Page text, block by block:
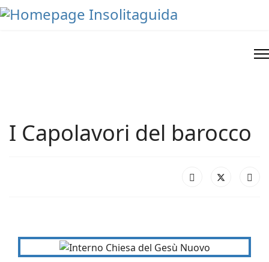
I Capolavori del barocco